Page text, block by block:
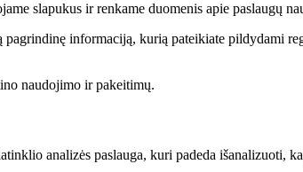
slapukus ir renkame duomenis apie paslaugų
informaciją, kurią pateikiate pildydami
naudojimo ir pakeitimų.
analizės paslauga, kuri padeda išanalizuoti,